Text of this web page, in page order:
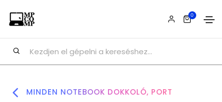
0
MINDEN NOTEBOOK DOKKOLÓ, PORT